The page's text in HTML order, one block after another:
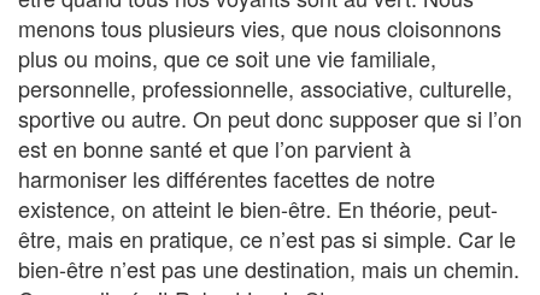
menons tous plusieurs vies, que nous cloisonnons
plus ou moins, que ce soit une vie familiale,
personnelle, professionnelle, associative, culturelle,
sportive ou autre. On peut donc supposer que si l’on
est en bonne santé et que l’on parvient à
harmoniser les différentes facettes de notre
existence, on atteint le bien-être. En théorie, peut-
être, mais en pratique, ce n’est pas si simple. Car le
bien-être n’est pas une destination, mais un chemin.